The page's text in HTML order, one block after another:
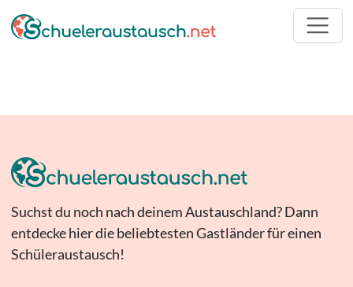
Suchst du noch nach deinem Austauschland? Dann
entdecke hier die beliebtesten Gastländer für einen
Schüleraustausch!